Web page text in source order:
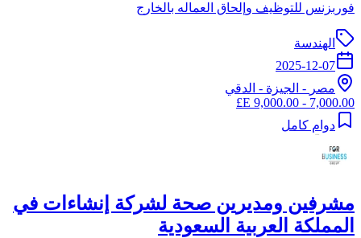
فوربزنس للتوظيف وإلحاق العماله بالخارج
الهندسة
2025-12-07
مصر - الجيزة - الدقي
7,000.00 - 9,000.00 E£
دوام كامل
مشرفين ومديرين صحة لشركة إنشاءات في
المملكة العربية السعودية